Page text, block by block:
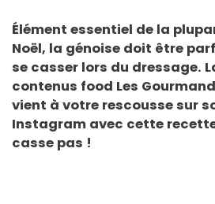
Élément essentiel de la
Noël, la génoise doit être
se casser lors du dressage.
contenus food Les
vient à votre rescousse sur
Instagram avec cette
casse pas !